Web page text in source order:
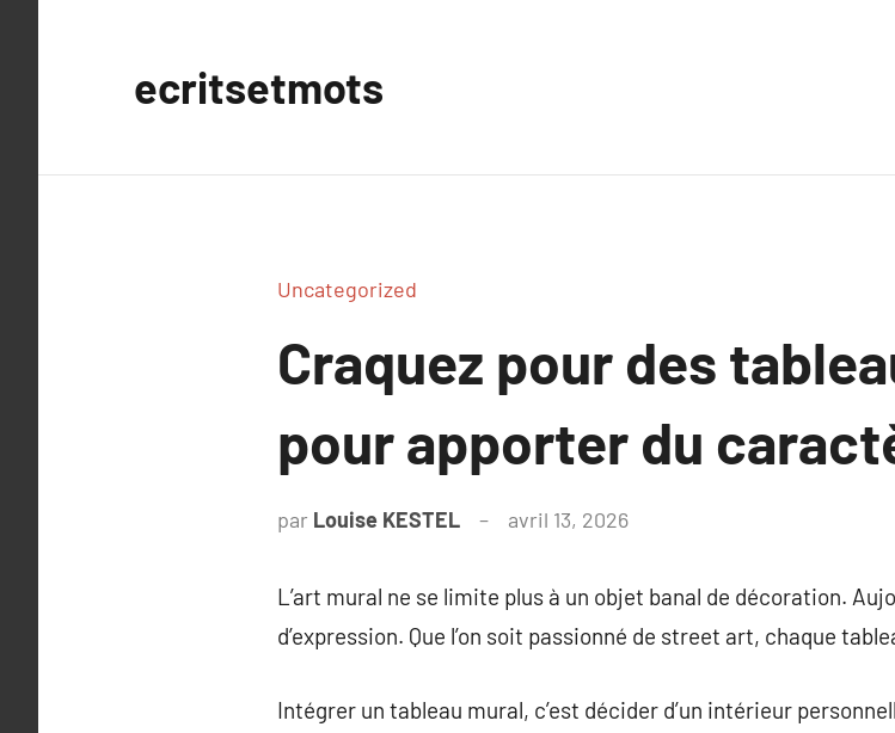
ecritsetmots
Uncategorized
Craquez pour des
pour apporter du
par Louise KESTEL avril 13, 2026
L’art mural ne se limite plus à un objet banal de décoration.
d’expression. Que l’on soit passionné de street art, chaque
Intégrer un tableau mural, c’est décider d’un intérieur